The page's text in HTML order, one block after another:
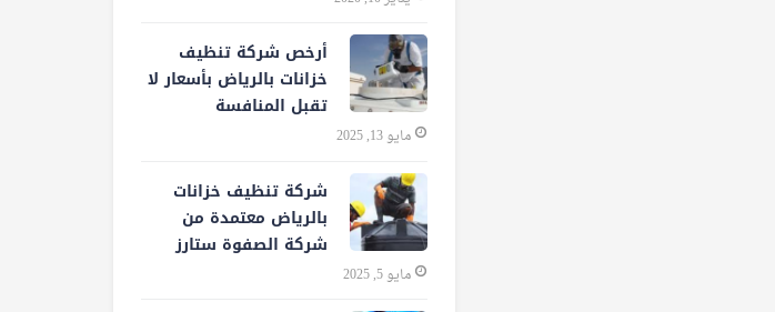
أرخص شركة تنظيف
خزانات بالرياض بأسعار لا
تقبل المنافسة
مايو 13, 2025
شركة تنظيف خزانات
بالرياض معتمدة من
شركة الصفوة ستارز
مايو 5, 2025